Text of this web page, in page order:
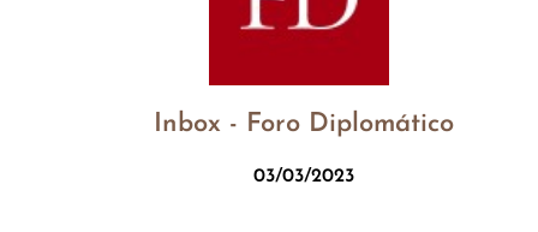
Inbox - Foro Diplomático
03/03/2023